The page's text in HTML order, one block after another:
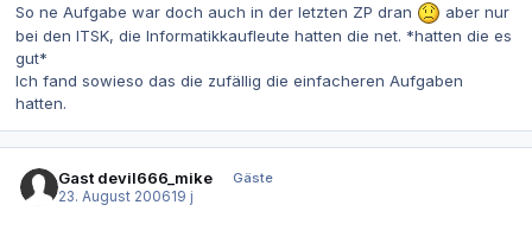
So ne Aufgabe war doch auch in der letzten ZP dran
aber nur
bei den ITSK, die Informatikkaufleute hatten die net. *hatten die es
gut*
Ich fand sowieso das die zufällig die einfacheren Aufgaben
hatten.
Gast devil666_mike
Gäste
23. August 200619 j